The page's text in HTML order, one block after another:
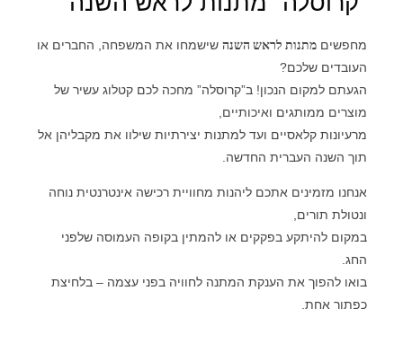
מחפשים מתנות לראש השנה שישמחו את המשפחה, החברים או
העובדים שלכם?
הגעתם למקום הנכון! ב”קרוסלה” מחכה לכם קטלוג עשיר של
מוצרים ממותגים ואיכותיים,
מרעיונות קלאסיים ועד למתנות יצירתיות שילוו את מקבליהן אל
תוך השנה העברית החדשה.
אנחנו מזמינים אתכם ליהנות מחוויית רכישה אינטרנטית נוחה
ונטולת תורים,
במקום להיתקע בפקקים או להמתין בקופה העמוסה שלפני
החג.
בואו להפוך את הענקת המתנה לחוויה בפני עצמה – בלחיצת
כפתור אחת.